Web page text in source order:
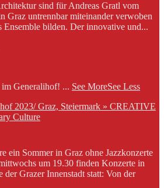
sind für Andreas Gratl vom
Graz untrennbar miteinander verwoben
Ensemble bilden. Der innovative und...
Generalihof! ... See MoreSee Less
2023/ Graz, Steiermark » CREATIVE
Culture
ein Sommer in Graz ohne Jazzkonzerte
um 19.30 finden Konzerte in
der Grazer Innenstadt statt: Von der